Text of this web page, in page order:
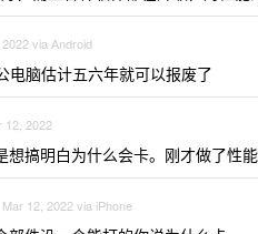
via Android
电脑估计五六年就可以报废了
12, 2022
想搞明白为什么会卡。刚才做了性能
Mar 12, 2022 via iPhone